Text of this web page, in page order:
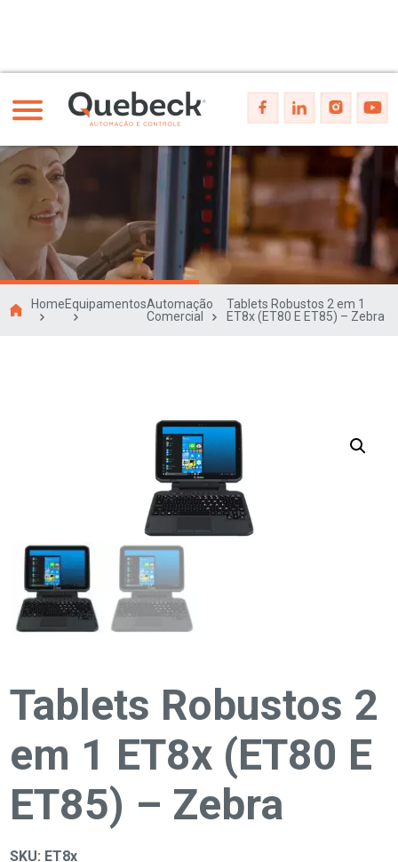
HomeEquipamentosAutomação
Comercial
Tablets Robustos 2 em 1
ET8x (ET80 E ET85) – Zebra
Tablets Robustos 2
em 1 ET8x (ET80 E
ET85) – Zebra
SKU: ET8x